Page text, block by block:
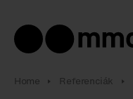
Home Referenciák